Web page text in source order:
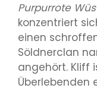
Purpurrote
konzentriert
einen
Söldnerclan
angehört. Kliff
Überlebenden